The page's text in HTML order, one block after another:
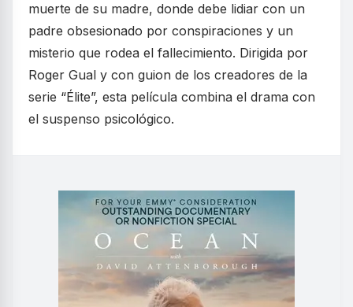
muerte de su madre, donde debe lidiar con un
padre obsesionado por conspiraciones y un
misterio que rodea el fallecimiento. Dirigida por
Roger Gual y con guion de los creadores de la
serie “Élite”, esta película combina el drama con
el suspenso psicológico.